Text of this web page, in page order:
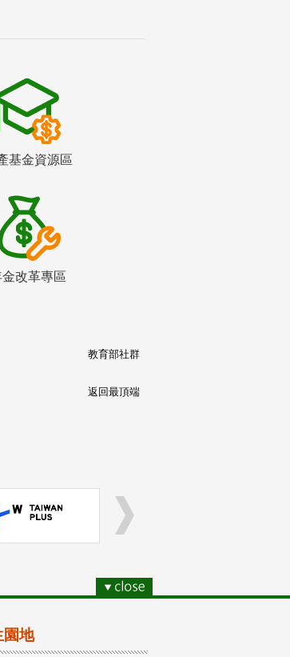
基金資源區
金改革專區
教育部社群
返回最頂端
園地